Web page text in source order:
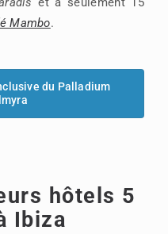
Mambo.
du Palladium
hôtels 5
Ibiza